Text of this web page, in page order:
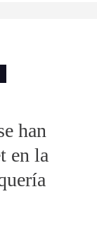
han
en la